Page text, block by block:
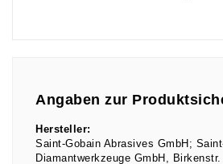
Angaben zur
Hersteller:
Saint-Gobain Abrasives GmbH;
Diamantwerkzeuge GmbH
Birkenstr.